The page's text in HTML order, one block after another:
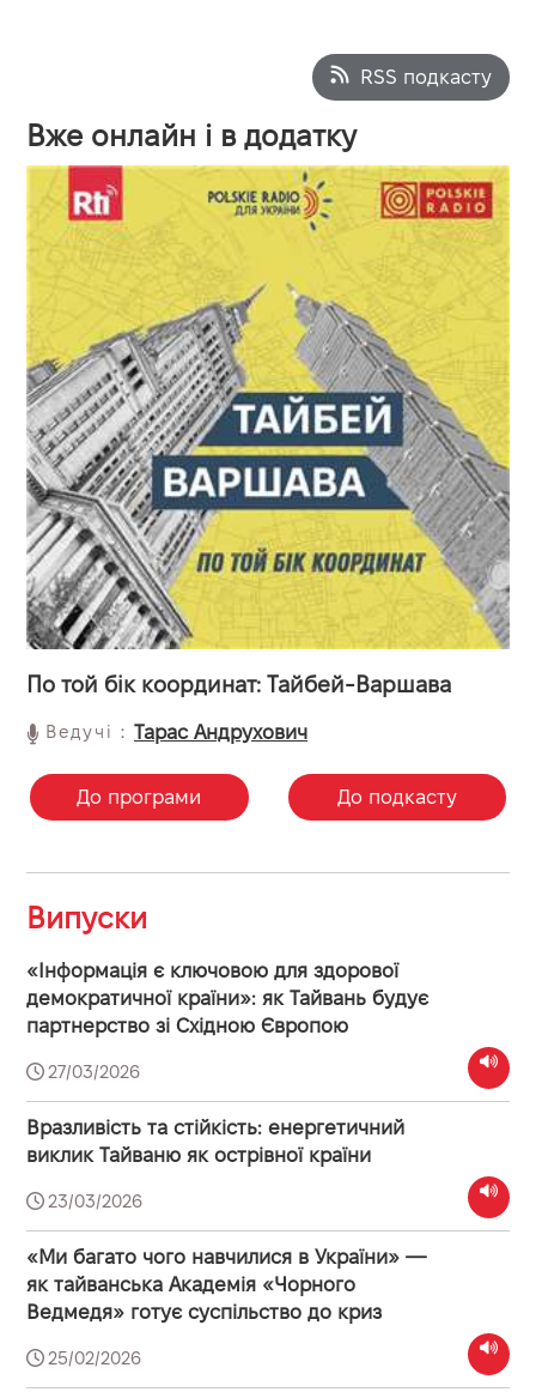
RSS подкасту
Вже онлайн і в додатку
По той бік координат: Тайбей-Варшава
Ведучі：Тарас Андрухович
До програми До подкасту
Випуски
«Інформація є ключовою для здорової
демократичної країни»: як Тайвань будує
партнерство зі Східною Європою
27/03/2026
Вразливість та стійкість: енергетичний
виклик Тайваню як острівної країни
23/03/2026
«Ми багато чого навчилися в України» —
як тайванська Академія «Чорного
Ведмедя» готує суспільство до криз
25/02/2026